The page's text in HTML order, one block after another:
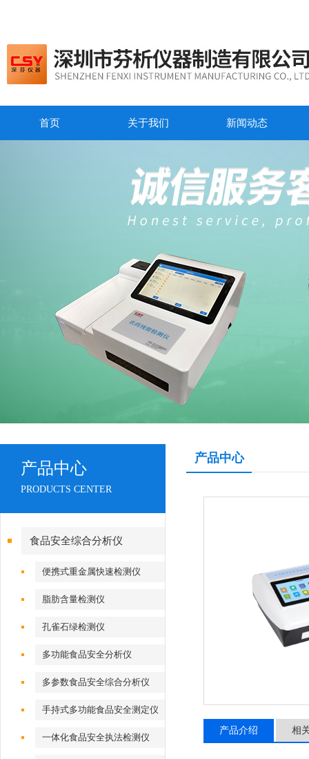
首页 关于我们 新闻动态
产品中心
PRODUCTS CENTER
食品安全综合分析仪
便携式重金属快速检测仪
脂肪含量检测仪
孔雀石绿检测仪
多功能食品安全分析仪
多参数食品安全综合分析仪
手持式多功能食品安全测定仪
一体化食品安全执法检测仪
产品中心
产品介绍 相